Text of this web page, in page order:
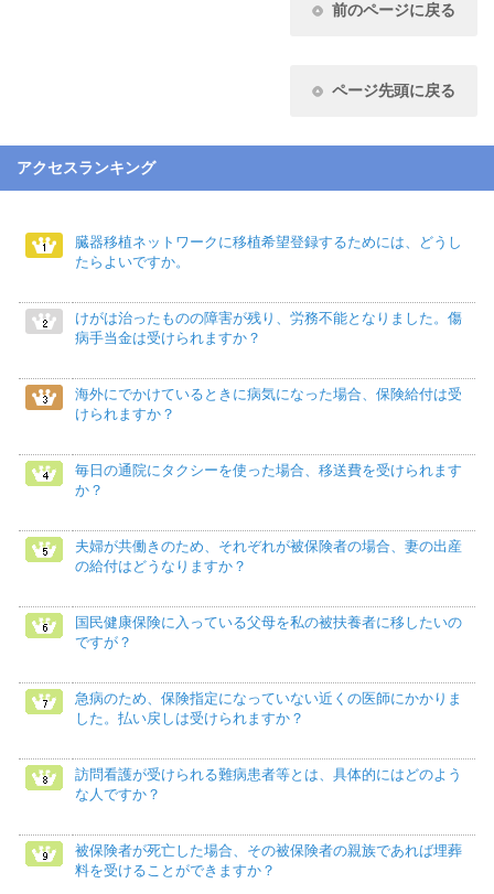
前のページに戻る
ページ先頭に戻る
アクセスランキング
臓器移植ネットワークに移植希望登録するためには、どうし
たらよいですか。
けがは治ったものの障害が残り、労務不能となりました。傷
病手当金は受けられますか？
海外にでかけているときに病気になった場合、保険給付は受
けられますか？
毎日の通院にタクシーを使った場合、移送費を受けられます
か？
夫婦が共働きのため、それぞれが被保険者の場合、妻の出産
の給付はどうなりますか？
国民健康保険に入っている父母を私の被扶養者に移したいの
ですが？
急病のため、保険指定になっていない近くの医師にかかりま
した。払い戻しは受けられますか？
訪問看護が受けられる難病患者等とは、具体的にはどのよう
な人ですか？
被保険者が死亡した場合、その被保険者の親族であれば埋葬
料を受けることができますか？